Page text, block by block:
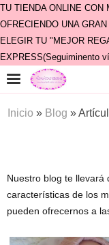
TU TIENDA ONLINE CON
OFRECIENDO UNA
ELEGIR TU "MEJOR
EXPRESS(Seguiminento
Inicio » Blog »
Nuestro blog te llevará
características de los
pueden ofrecernos a